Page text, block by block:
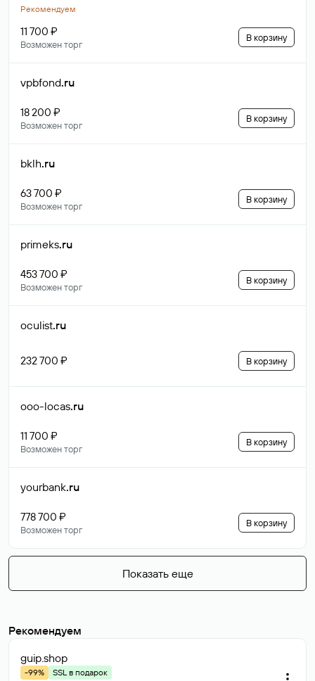
Рекомендуем
11 700 ₽
Возможен торг
В корзину
vpbfond.ru
18 200 ₽
Возможен торг
В корзину
bklh.ru
63 700 ₽
Возможен торг
В корзину
primeks.ru
453 700 ₽
Возможен торг
В корзину
oculist.ru
232 700 ₽ В корзину
ooo-locas.ru
11 700 ₽
Возможен торг
В корзину
yourbank.ru
778 700 ₽
Возможен торг
В корзину
Показать еще
Рекомендуем
guip.shop
-99%
SSL в подарок